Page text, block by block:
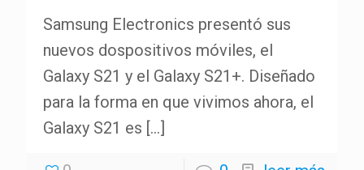
Samsung Electronics presentó sus
nuevos dospositivos móviles, el
Galaxy S21 y el Galaxy S21+. Diseñado
para la forma en que vivimos ahora, el
Galaxy S21 es […]